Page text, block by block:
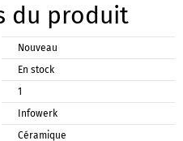
du produit
Nouveau
En stock
1
Infowerk
Céramique